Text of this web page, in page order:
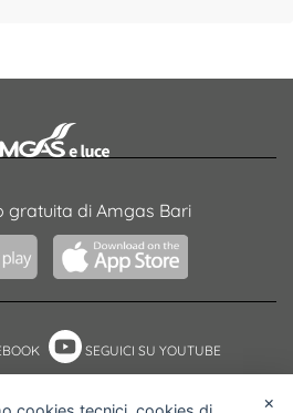
gratuita di Amgas Bari
SEGUICI SU YOUTUBE
×